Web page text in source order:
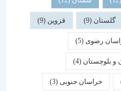
(9) قزوین
(5)
(4)
جنوبی(3)